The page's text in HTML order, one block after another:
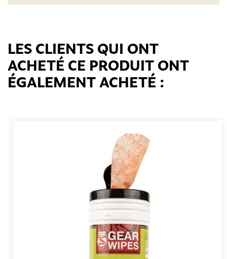
LES CLIENTS QUI ONT
ACHETÉ CE PRODUIT ONT
ÉGALEMENT ACHETÉ :